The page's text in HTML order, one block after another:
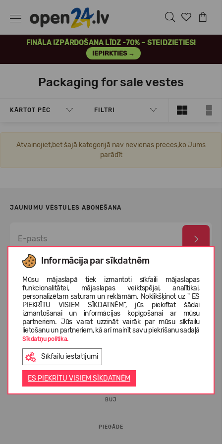
FINĀLA IZPĀRDOŠANA LĪDZ -70% – STEIDZIETIES!
IEPIRKTIES →
Informācija par sīkdatnēm
Mūsu mājaslapā tiek izmantoti sīkfaili mājaslapas
funkcionalitātei, mājaslapas veiktspējai, analītikai,
personalizētam saturam un reklāmām. Noklikšķinot uz " ES
PIEKRĪTU VISIEM SĪKDATNĒM", jūs piekrītat šādai
izmantošanai un informācijas kopīgošanai ar mūsu
partneriem. Jūs varat uzzināt vairāk par mūsu sīkfailu
lietošanu un partneriem, kā arī mainīt savu piekrišanu sadaļā
Sīkdatņu politika.
Sīkfailu iestatījumi
ES PIEKRĪTU VISIEM SĪKDATNĒM
Packaging for sale vestes
KĀRTOT PĒC FILTRI
Atvainojiet,bet šajā kategorijā nav nevienas preces,ko Jums
parādīt
JAUNUMU VĒSTULES ABONĒŠANA
Esmu izlasījis un piekrītuprivātuma politika
datu aizsardzības noteikumi
BUJ
PIEGĀDE